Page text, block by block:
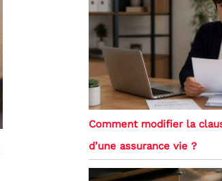
Comment modifier la
d’une assurance vie ?